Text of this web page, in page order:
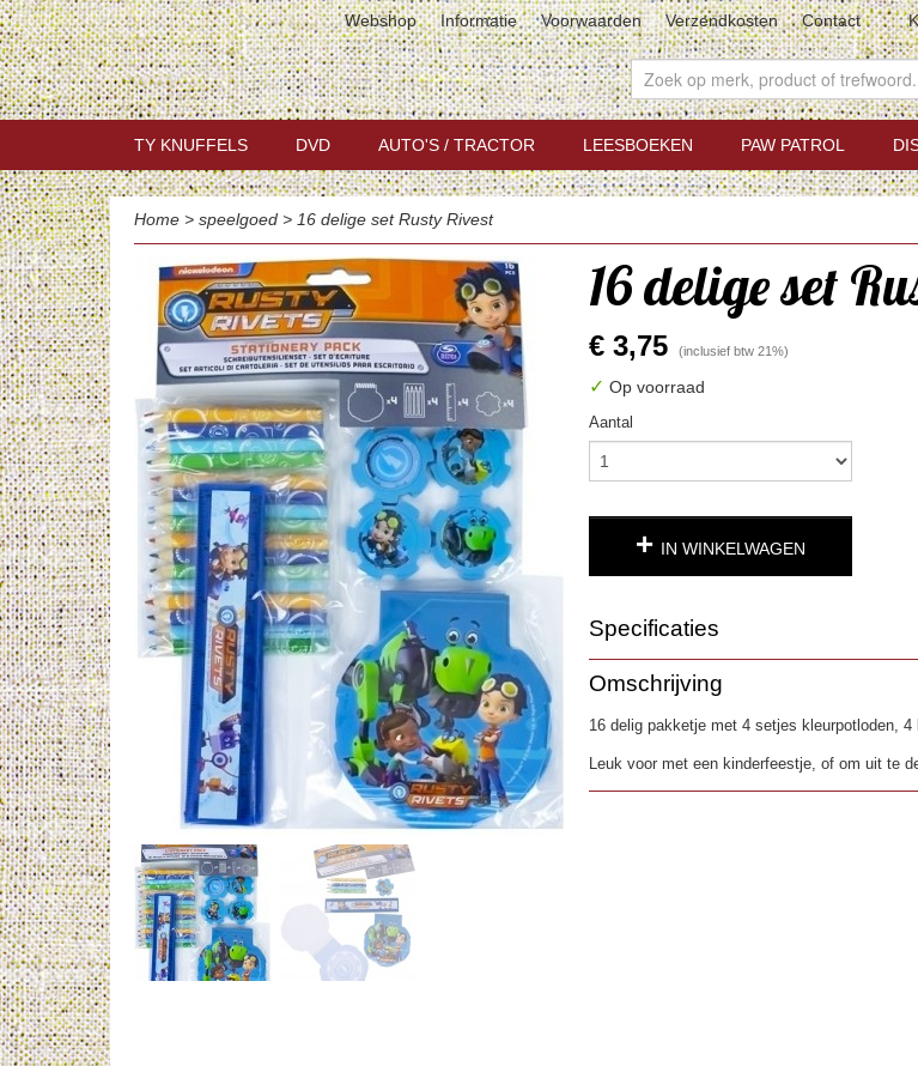
Webshop Informatie Voorwaarden Verzendkosten Contact
TY KNUFFELS DVD AUTO'S / TRACTOR LEESBOEKEN PAW PATROL
Home > speelgoed > 16 delige set Rusty Rivest
16 delige set
€ 3,75 (inclusief btw 21%)
✓ Op voorraad
Aantal
IN WINKELWAGEN
Specificaties
Productcode
EAN code
Omschrijving
16 delig pakketje met 4 setjes kleurpotloden,
Leuk voor met een kinderfeestje, of om uit te